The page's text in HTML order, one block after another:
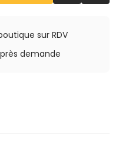
sur RDV
demande